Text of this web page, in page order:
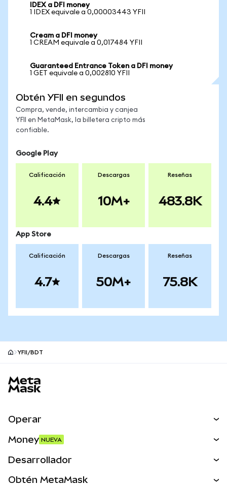
IDEX a DFI money
1 IDEX equivale a 0,00003443 YFII
Cream a DFI money
1 CREAM equivale a 0,017484 YFII
Guaranteed Entrance Token a DFI money
1 GET equivale a 0,002810 YFII
Obtén YFII en segundos
Compra, vende, intercambia y canjea
YFII en MetaMask, la billetera cripto más
confiable.
Google Play
Calificación
4.4
Descargas
10M+
Reseñas
483.8K
App Store
Calificación
4.7
Descargas
50M+
Reseñas
75.8K
YFII/BDT
Operar
Money NUEVA
Desarrollador
Obtén MetaMask